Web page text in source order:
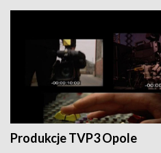
Produkcje TVP3 Opole